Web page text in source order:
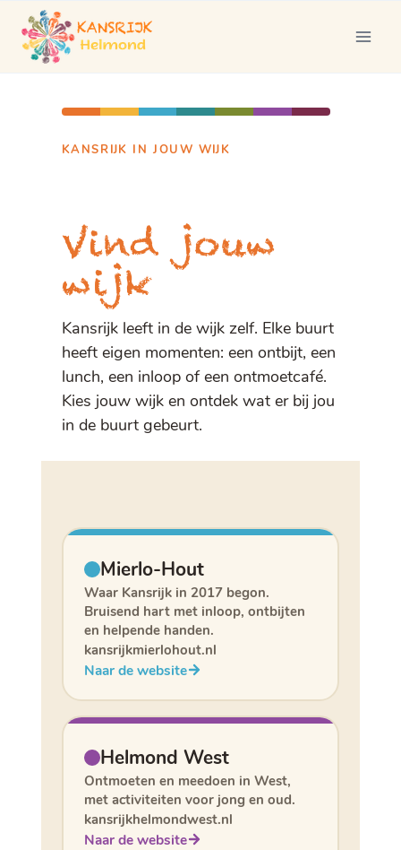
Doorgaan
naar
inhoud
KANSRIJK IN JOUW WIJK
Vind jouw
wijk
Kansrijk leeft in de wijk zelf. Elke buurt
heeft eigen momenten: een ontbijt, een
lunch, een inloop of een ontmoetcafé.
Kies jouw wijk en ontdek wat er bij jou
in de buurt gebeurt.
Mierlo-Hout
Waar Kansrijk in 2017 begon.
Bruisend hart met inloop, ontbijten
en helpende handen.
kansrijkmierlohout.nl
Naar de website
Helmond West
Ontmoeten en meedoen in West,
met activiteiten voor jong en oud.
kansrijkhelmondwest.nl
Naar de website